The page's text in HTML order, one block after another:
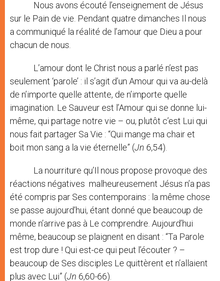
Nous avons écouté l’enseignement de Jésus
sur le Pain de vie. Pendant quatre dimanches Il nous
a communiqué la réalité de l’amour que Dieu a pour
chacun de nous.
L’amour dont le Christ nous a parlé n’est pas
seulement ‘parole’ : il s’agit d’un Amour qui va au-delà
de n’importe quelle attente, de n’importe quelle
imagination. Le Sauveur est l’Amour qui se donne lui-
même, qui partage notre vie – ou, plutôt c’est Lui qui
nous fait partager Sa Vie : “Qui mange ma chair et
boit mon sang a la vie éternelle” (Jn 6,54).
La nourriture qu’Il nous propose provoque des
réactions négatives malheureusement Jésus n’a pas
été compris par Ses contemporains : la même chose
se passe aujourd’hui, étant donné que beaucoup de
monde n’arrive pas à Le comprendre. Aujourd’hui
même, beaucoup se plaignent en disant : “Ta Parole
est trop dure ! Qui est-ce qui peut l’écouter ? –
beaucoup de Ses disciples Le quittèrent et n’allaient
plus avec Lui” (Jn 6,60-66).